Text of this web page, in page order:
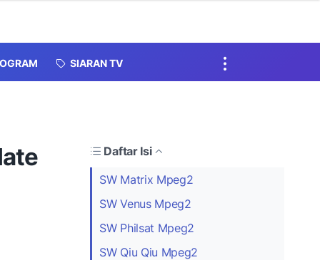
SIARAN TV
Daftar Isi
SW Matrix Mpeg2
SW Venus Mpeg2
SW Philsat Mpeg2
SW Qiu Qiu Mpeg2